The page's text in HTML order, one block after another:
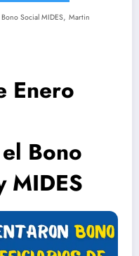
Bono Social MIDES, Martin
Enero
Bono
MIDES